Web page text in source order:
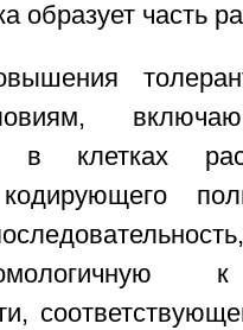
образует часть
в клетках
кодирующего
к